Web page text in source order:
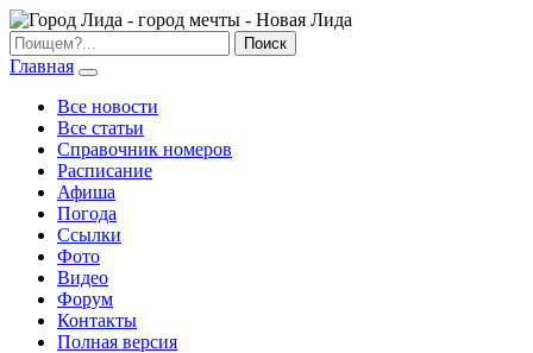
Главная
Все новости
Все статьи
Справочник номеров
Расписание
Афиша
Погода
Ссылки
Фото
Видео
Форум
Контакты
Полная версия